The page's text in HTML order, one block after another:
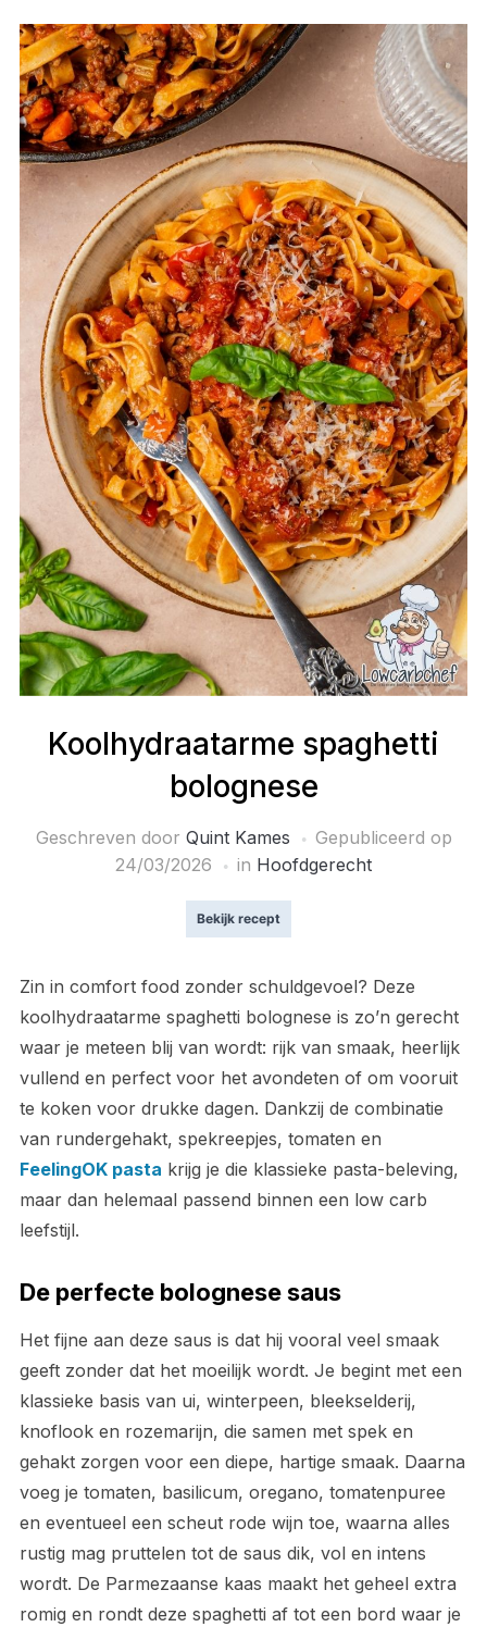
Koolhydraatarme spaghetti
bolognese
Geschreven door Quint Kames
Gepubliceerd op
24/03/2026
in Hoofdgerecht
Bekijk recept
Zin in comfort food zonder schuldgevoel? Deze
koolhydraatarme spaghetti bolognese is zo’n gerecht
waar je meteen blij van wordt: rijk van smaak, heerlijk
vullend en perfect voor het avondeten of om vooruit
te koken voor drukke dagen. Dankzij de combinatie
van rundergehakt, spekreepjes, tomaten en
FeelingOK pasta krijg je die klassieke pasta-beleving,
maar dan helemaal passend binnen een low carb
leefstijl.
De perfecte bolognese saus
Het fijne aan deze saus is dat hij vooral veel smaak
geeft zonder dat het moeilijk wordt. Je begint met een
klassieke basis van ui, winterpeen, bleekselderij,
knoflook en rozemarijn, die samen met spek en
gehakt zorgen voor een diepe, hartige smaak. Daarna
voeg je tomaten, basilicum, oregano, tomatenpuree
en eventueel een scheut rode wijn toe, waarna alles
rustig mag pruttelen tot de saus dik, vol en intens
wordt. De Parmezaanse kaas maakt het geheel extra
romig en rondt deze spaghetti af tot een bord waar je